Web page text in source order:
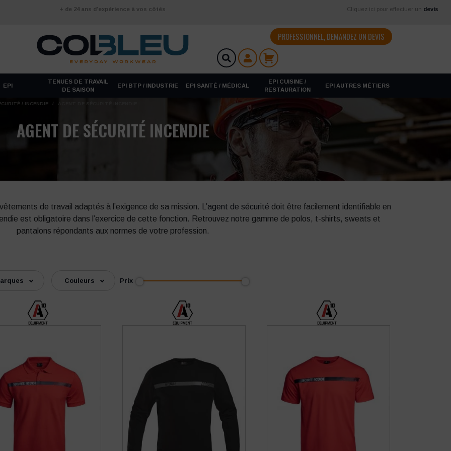
+ de 24 ans d’expérience à vos côtés Cliquez ici pour effectuer un devis
PROFESSIONNEL, DEMANDEZ UN DEVIS
EPI
TENUES DE TRAVAIL
DE SAISON
EPI BTP / INDUSTRIE EPI SANTÉ / MÉDICAL
EPI CUISINE /
RESTAURATION
EPI AUTRES MÉTIERS
/ INCENDIE / AGENT DE SÉCURITÉ INCENDIE
AGENT DE SÉCURITÉ INCENDIE
de travail adaptés à l’exigence de sa mission. L’agent de sécurité doit être facilement identifiable en
est obligatoire dans l’exercice de cette fonction. Retrouvez notre gamme de polos, t-shirts, sweats et
pantalons répondants aux normes de votre profession.
Couleurs Prix